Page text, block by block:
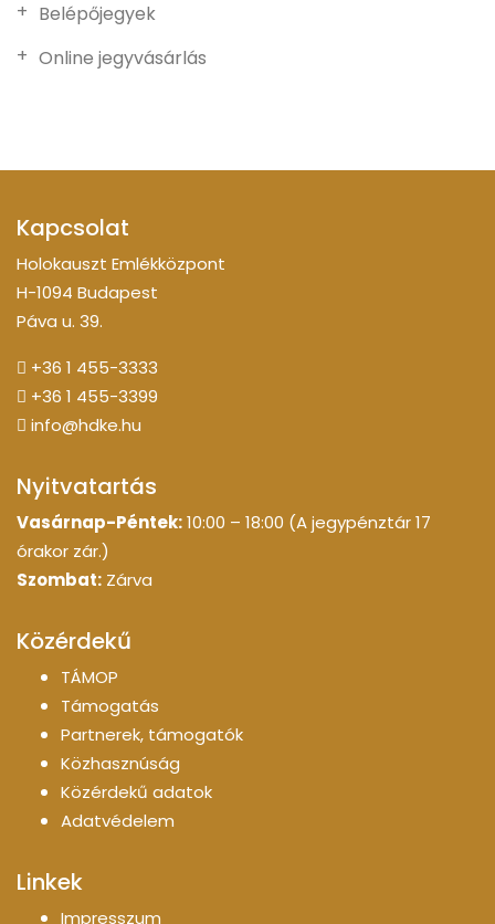
Belépőjegyek
Online jegyvásárlás
Kapcsolat
Holokauszt Emlékközpont
H-1094 Budapest
Páva u. 39.
+36 1 455-3333
+36 1 455-3399
info@hdke.hu
Nyitvatartás
Vasárnap-Péntek:10:00 – 18:00 (A jegypénztár 17
órakor zár.)
Szombat: Zárva
Közérdekű
TÁMOP
Támogatás
Partnerek, támogatók
Közhasznúság
Közérdekű adatok
Adatvédelem
Linkek
Impresszum